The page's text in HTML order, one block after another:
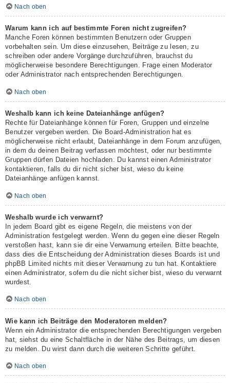
Nach oben
Warum kann ich auf bestimmte Foren nicht zugreifen?
Manche Foren können bestimmten Benutzern oder Gruppen
vorbehalten sein. Um diese einzusehen, Beiträge zu lesen, zu
schreiben oder andere Vorgänge durchzuführen, brauchst du
möglicherweise besondere Berechtigungen. Frage einen Moderator
oder Administrator nach entsprechenden Berechtigungen.
Nach oben
Weshalb kann ich keine Dateianhänge anfügen?
Rechte für Dateianhänge können für Foren, Gruppen und einzelne
Benutzer vergeben werden. Die Board-Administration hat es
möglicherweise nicht erlaubt, Dateianhänge in dem Forum anzufügen,
in dem du deinen Beitrag verfassen möchtest, oder nur bestimmte
Gruppen dürfen Dateien hochladen. Du kannst einen Administrator
kontaktieren, falls du dir nicht sicher bist, wieso du keine
Dateianhänge anfügen kannst.
Nach oben
Weshalb wurde ich verwarnt?
In jedem Board gibt es eigene Regeln, die meistens von der
Administration festgelegt werden. Wenn du gegen eine dieser Regeln
verstoßen hast, kann sie dir eine Verwarnung erteilen. Bitte beachte,
dass dies die Entscheidung der Administration dieses Boards ist und
phpBB Limited nichts mit dieser Verwarnung zu tun hat. Kontaktiere
einen Administrator, sofern du die nicht sicher bist, wieso du verwarnt
wurdest.
Nach oben
Wie kann ich Beiträge den Moderatoren melden?
Wenn ein Administrator die entsprechenden Berechtigungen vergeben
hat, siehst du eine Schaltfläche in der Nähe des Beitrags, um diesen
zu melden. Du wirst dann durch die weiteren Schritte geführt.
Nach oben